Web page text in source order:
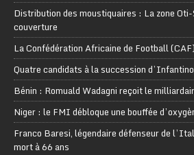
Distribution des moustiquaires : La zone
couverture
La Confédération Africaine de Football
Quatre candidats à la succession
Bénin : Romuald Wadagni reçoit le
Niger : le FMI débloque une bouffée
Franco Baresi, légendaire défenseur de
mort à 66 ans